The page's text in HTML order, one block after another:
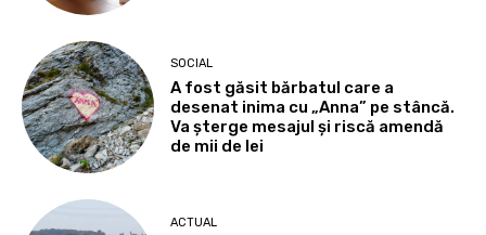
SOCIAL
A fost găsit bărbatul care a
desenat inima cu „Anna” pe stâncă.
Va șterge mesajul și riscă amendă
de mii de lei
ACTUAL